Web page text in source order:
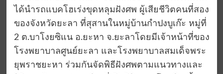
ได้นำรถแบคโฮเร่งขุดหลุมฝังศพ ผู้เสียชีวิตคนที่สอง
ของจังหวัดยะลา ที่สุสานในหมู่บ้านกำปงบูเก๊ะ หมู่ที่
2 ต.บาโงยซิแน อ.ยะหา จ.ยะลาโดยมีเจ้าหน้าที่ของ
โรงพยาบาลศูนย์ยะลา และโรงพยาบาลสมเด็จพระ
ยุพราชยะหา ร่วมกันจัดพิธีฝังศพตามแนวทางและ